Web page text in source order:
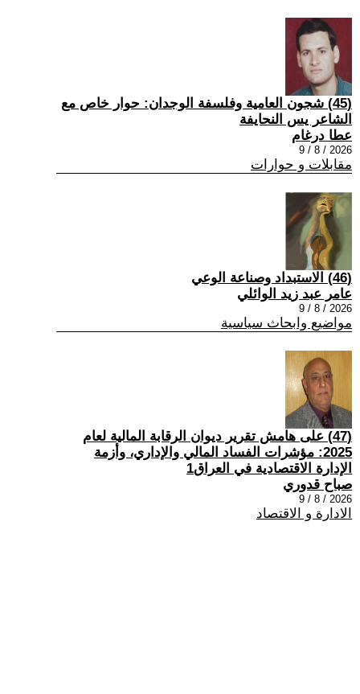
(45) شجون العامية وفلسفة الوجدان: حوار خاص مع
الشاعر يس النحايفة
عطا درغام
2026 / 8 / 9
مقابلات و حوارات
(46) الاستبداد وصناعة الوعي
عامر عبد زيد الوائلي
2026 / 8 / 9
مواضيع وابحاث سياسية
(47) على هامش تقرير ديوان الرقابة المالية لعام
2025: مؤشرات الفساد المالي والإداري، وأزمة
الإدارة الاقتصادية في العراق1
صباح قدوري
2026 / 8 / 9
الادارة و الاقتصاد